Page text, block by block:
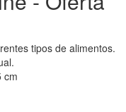
tipos de alimentos.
cm